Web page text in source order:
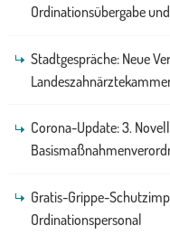
Ordinationsübergabe
Stadtgespräche: Neue
Corona-Update: 3.
Gratis-Grippe-
Ordinationspersonal